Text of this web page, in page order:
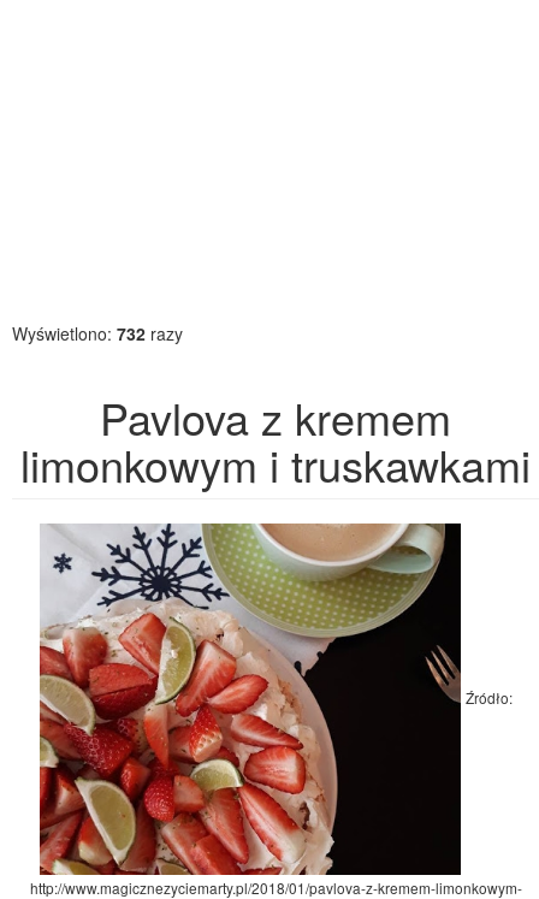
Wyświetlono: 732 razy
Pavlova z kremem
limonkowym i truskawkami
Źródło:
http://www.magicznezyciemarty.pl/2018/01/pavlova-z-kremem-limonkowym-